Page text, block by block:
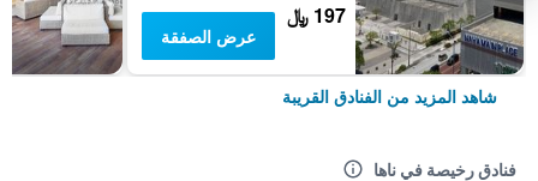
197 ﷼
عرض الصفقة
شاهد المزيد من الفنادق القريبة
فنادق رخيصة في ناها